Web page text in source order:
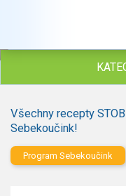
Polévky
Maso
Všechny recepty
Sebekoučink!
Program Sebekoučink